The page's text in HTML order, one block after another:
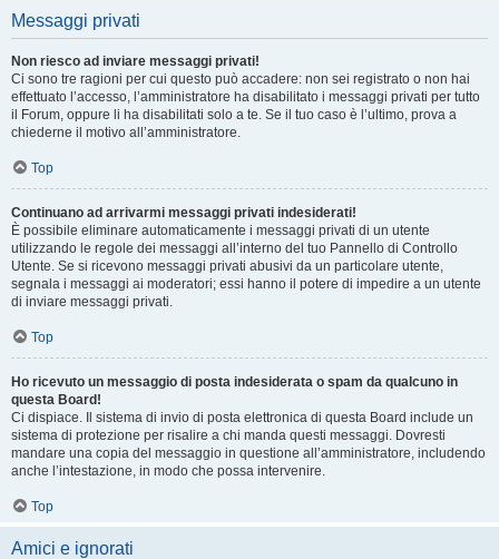
Messaggi privati
Non riesco ad inviare messaggi privati!
Ci sono tre ragioni per cui questo può accadere: non sei registrato o non hai
effettuato l’accesso, l’amministratore ha disabilitato i messaggi privati per tutto
il Forum, oppure li ha disabilitati solo a te. Se il tuo caso è l’ultimo, prova a
chiederne il motivo all’amministratore.
Top
Continuano ad arrivarmi messaggi privati indesiderati!
È possibile eliminare automaticamente i messaggi privati ​​di un utente
utilizzando le regole dei messaggi all’interno del tuo Pannello di Controllo
Utente. Se si ricevono messaggi privati ​​abusivi da un particolare utente,
segnala i messaggi ai moderatori; essi hanno il potere di impedire a un utente
di inviare messaggi privati​​.
Top
Ho ricevuto un messaggio di posta indesiderata o spam da qualcuno in
questa Board!
Ci dispiace. Il sistema di invio di posta elettronica di questa Board include un
sistema di protezione per risalire a chi manda questi messaggi. Dovresti
mandare una copia del messaggio in questione all’amministratore, includendo
anche l’intestazione, in modo che possa intervenire.
Top
Amici e ignorati